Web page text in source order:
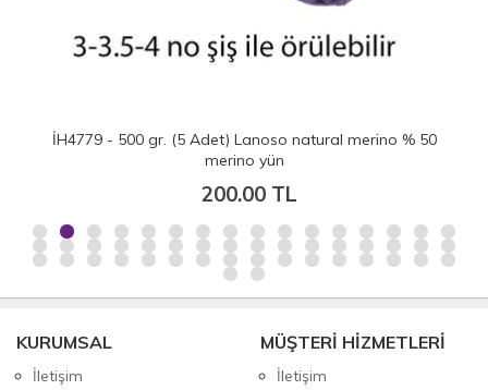
İH4779 - 500 gr. (5 Adet) Lanoso natural merino % 50
merino yün
200.00 TL
KURUMSAL
İletişim
MÜŞTERİ HİZMETLERİ
İletişim